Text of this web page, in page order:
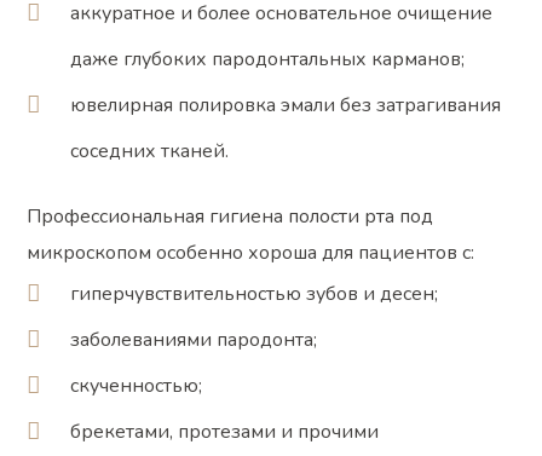
аккуратное и более основательное очищение
даже глубоких пародонтальных карманов;
ювелирная полировка эмали без затрагивания
соседних тканей.
Профессиональная гигиена полости рта под
микроскопом особенно хороша для пациентов с:
гиперчувствительностью зубов и десен;
заболеваниями пародонта;
скученностью;
брекетами, протезами и прочими